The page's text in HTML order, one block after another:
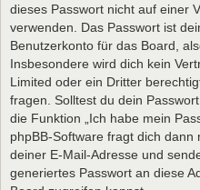
dieses Passwort nicht auf einer
verwenden. Das Passwort ist
Benutzerkonto für das Board,
Insbesondere wird dich kein
Limited oder ein Dritter
fragen. Solltest du dein
die Funktion „Ich habe mein
phpBB-Software fragt dich
deiner E-Mail-Adresse und
generiertes Passwort an diese